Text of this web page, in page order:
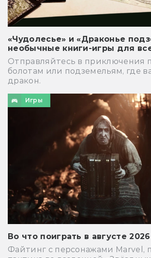
«Чудолесье» и «Драконье
необычные книги-игры для
Отправляйтесь в приключения
болотам или подземельям, где
дракон.
Игры
Во что поиграть в августе
Файтинг с персонажами Marvel,